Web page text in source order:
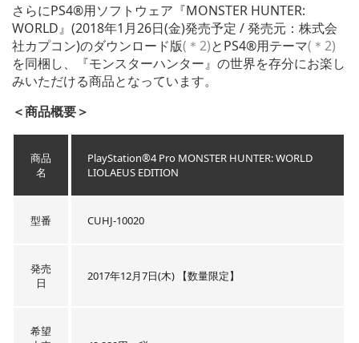
さらにPS4®用ソフトウェア『MONSTER HUNTER:
WORLD』(2018年1月26日(金)発売予定 / 発売元：株式会
社カプコン)のダウンロード版(＊2)とPS4®用テーマ(＊2)
を同梱し、『モンスターハンター』の世界を存分にお楽し
みいただける商品となっています。
＜商品概要＞
商品
名
PlayStation®4 Pro MONSTER HUNTER: WORLD
LIOLAEUS EDITION
型番 CUHJ-10020
発売
日
2017年12月7日(木) 【数量限定】
希望